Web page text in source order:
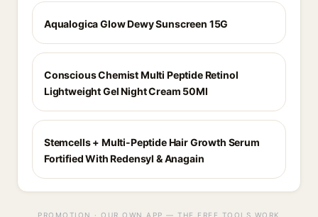
Aqualogica Glow Dewy Sunscreen 15G
Conscious Chemist Multi Peptide Retinol
Lightweight Gel Night Cream 50Ml
Stemcells + Multi-Peptide Hair Growth Serum
Fortified With Redensyl & Anagain
PROMOTION · OUR OWN APP — THE FREE TOOLS WORK